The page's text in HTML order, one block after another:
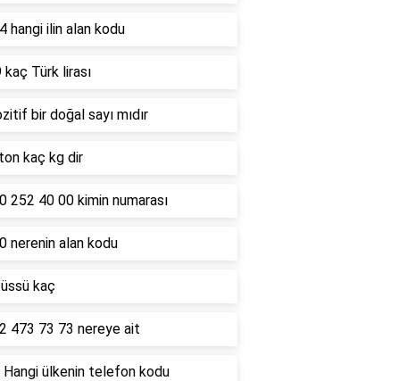
hangi ilin alan kodu
kaç Türk lirası
bir doğal sayı mıdır
kaç kg dir
252 40 00 kimin numarası
nerenin alan kodu
üssü kaç
473 73 73 nereye ait
Hangi ülkenin telefon kodu